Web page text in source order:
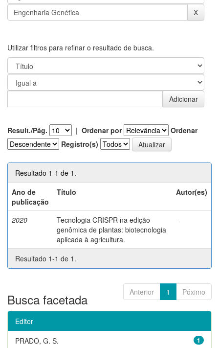
Utilizar filtros para refinar o resultado de busca.
Result./Pág. | Ordenar por
Ordenar
Registro(s)
Resultado 1-1 de 1.
Ano de
publicação
Título Autor(es)
2020
Tecnologia CRISPR na edição
genômica de plantas: biotecnologia
aplicada à agricultura.
-
Resultado 1-1 de 1.
Anterior 1 Póximo
Busca facetada
Editor
1
PRADO, G. S.